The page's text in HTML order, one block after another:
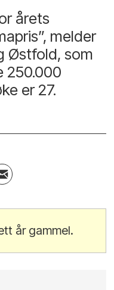
årets
melder
Østfold, som
250.000
er 27.
år gammel.